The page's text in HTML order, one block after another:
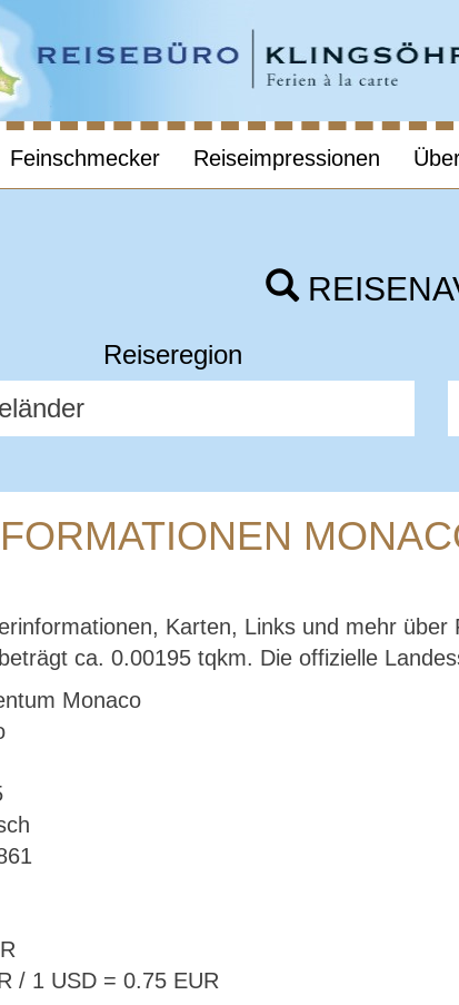
Feinschmecker Reiseimpressionen
Reiseregion
Karten, Links und mehr
ca. 0.00195 tqkm. Die offizielle
Monaco
/ 1 USD = 0.75 EUR